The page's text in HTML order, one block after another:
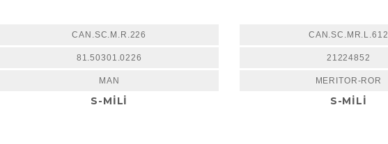
CAN.SC.M.R.226
81.50301.0226
MAN
S-MİLİ
CAN.SC.MR.L.612
21224852
MERITOR-ROR
S-MİLİ